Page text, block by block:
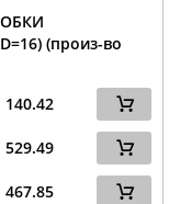
(произ-во
140.42
529.49
467.85